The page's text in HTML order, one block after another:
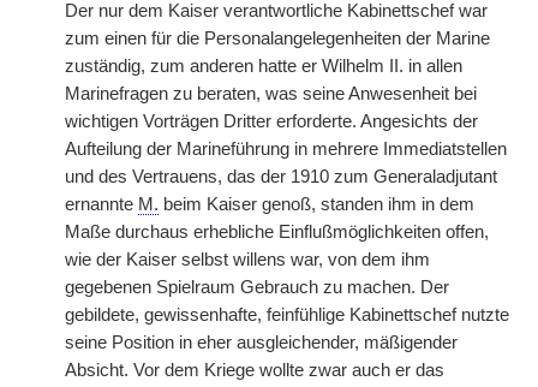
Der nur dem Kaiser verantwortliche Kabinettschef war
zum einen für die Personalangelegenheiten der Marine
zuständig, zum anderen hatte er Wilhelm II. in allen
Marinefragen zu beraten, was seine Anwesenheit bei
wichtigen Vorträgen Dritter erforderte. Angesichts der
Aufteilung der Marineführung in mehrere Immediatstellen
und des Vertrauens, das der 1910 zum Generaladjutant
ernannte M. beim Kaiser genoß, standen ihm in dem
Maße durchaus erhebliche Einflußmöglichkeiten offen,
wie der Kaiser selbst willens war, von dem ihm
gegebenen Spielraum Gebrauch zu machen. Der
gebildete, gewissenhafte, feinfühlige Kabinettschef nutzte
seine Position in eher ausgleichender, mäßigender
Absicht. Vor dem Kriege wollte zwar auch er das